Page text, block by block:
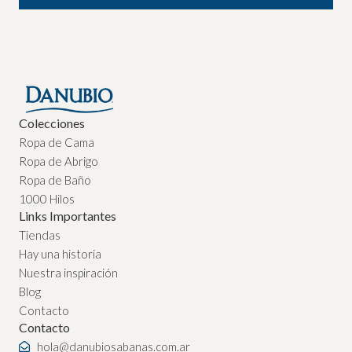
Colecciones
Ropa de Cama
Ropa de Abrigo
Ropa de Baño
1000 Hilos
Links Importantes
Tiendas
Hay una historia
Nuestra inspiración
Blog
Contacto
Contacto
hola@danubiosabanas.com.ar